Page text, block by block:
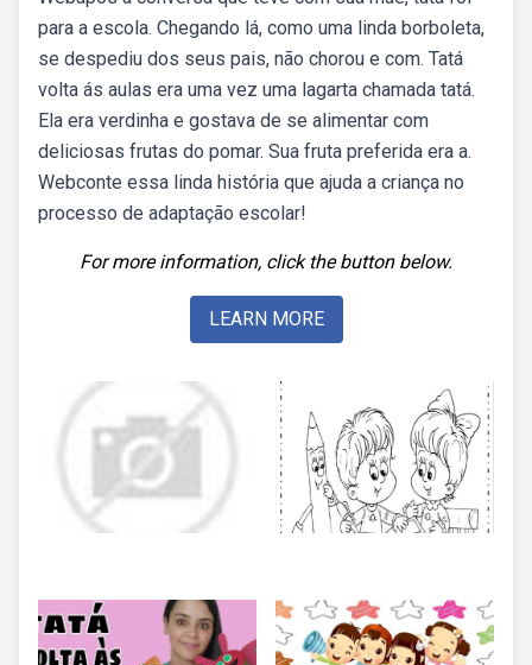
para a escola. Chegando lá, como uma linda borboleta,
se despediu dos seus pais, não chorou e com. Tatá
volta ás aulas era uma vez uma lagarta chamada tatá.
Ela era verdinha e gostava de se alimentar com
deliciosas frutas do pomar. Sua fruta preferida era a.
Webconte essa linda história que ajuda a criança no
processo de adaptação escolar!
For more information, click the button below.
LEARN MORE